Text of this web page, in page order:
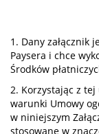
1. Dany załącznik
Paysera i chce
Środków
2. Korzystając z
warunki Umowy
w niniejszym
stosowane w